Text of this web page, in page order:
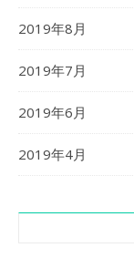
2019年8月
2019年7月
2019年6月
2019年4月